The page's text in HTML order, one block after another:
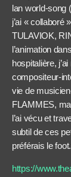
lan world-song
j’ai «
TULAVIOK,
l’animation
hospitalière,
compositeur-
vie de
FLAMMES,
l’ai vécu et
subtil de ces
préférais le
https://